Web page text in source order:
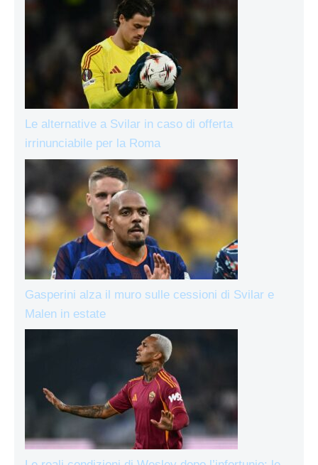
Le alternative a Svilar in caso di offerta
irrinunciabile per la Roma
Gasperini alza il muro sulle cessioni di Svilar e
Malen in estate